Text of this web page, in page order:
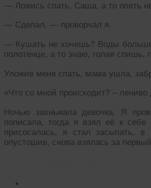
— Ложись спать, Саша, а то опять
— Сделал, — проворчал я.
— Кушать не хочешь? Воды
полотенце, а то знаю, голая
Уложив меня спать, мама ушла,
«Что со мной происходит? –
Ночью захныкала девочка. Я
пописала, тогда я взял её к
присосалась, я стал засыпать, в
опустошив, снова взялась за